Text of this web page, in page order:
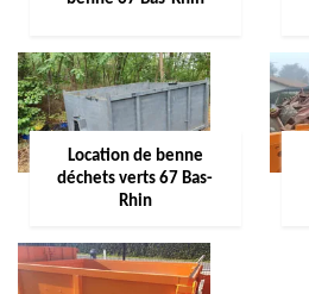
Location de benne
déchets verts 67 Bas-
Rhin